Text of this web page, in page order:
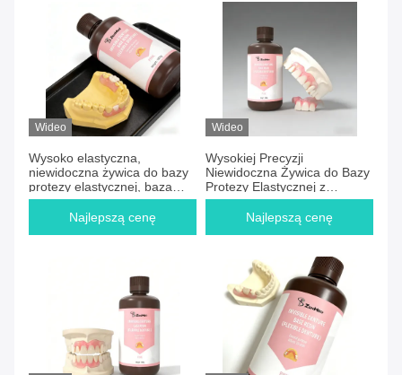
Wideo
Wysoko elastyczna,
niewidoczna żywica do bazy
protezy elastycznej, baza
protezy do protez
częściowych i całkowitych,
niewidoczna baza protezy
Najlepszą cenę
Wideo
Wysokiej Precyzji
Niewidoczna Żywica do Bazy
Protezy Elastycznej z
Przezroczystym Czerwonym
Kolorem i Wytrzymałością na
Zginanie 34 MPa
Najlepszą cenę